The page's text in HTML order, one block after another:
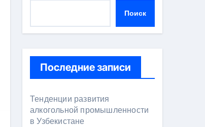
Поиск
Последние записи
Тенденции развития
алкогольной промышленности
в Узбекистане